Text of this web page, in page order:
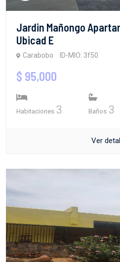
Jardin Mañongo
Ubicad E
Carabobo ID-MIO: 3f50
$ 95,000
Habitaciones 3 Baños 3
Ver